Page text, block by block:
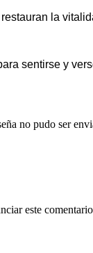
la
sentirse y
no pudo ser
este